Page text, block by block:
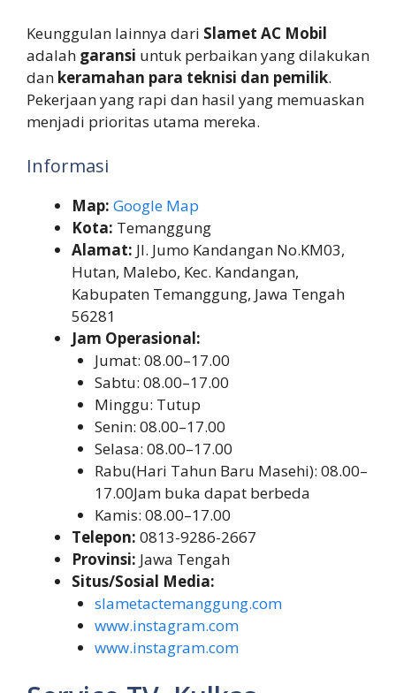
Keunggulan lainnya dari Slamet AC Mobil
adalah garansi untuk perbaikan yang dilakukan
dan keramahan para teknisi dan pemilik.
Pekerjaan yang rapi dan hasil yang memuaskan
menjadi prioritas utama mereka.
Informasi
Map: Google Map
Kota: Temanggung
Alamat: Jl. Jumo Kandangan No.KM03,
Hutan, Malebo, Kec. Kandangan,
Kabupaten Temanggung, Jawa Tengah
56281
Jam Operasional:
Jumat: 08.00–17.00
Sabtu: 08.00–17.00
Minggu: Tutup
Senin: 08.00–17.00
Selasa: 08.00–17.00
Rabu(Hari Tahun Baru Masehi): 08.00–
17.00Jam buka dapat berbeda
Kamis: 08.00–17.00
Telepon: 0813-9286-2667
Provinsi: Jawa Tengah
Situs/Sosial Media:
slametactemanggung.com
www.instagram.com
www.instagram.com